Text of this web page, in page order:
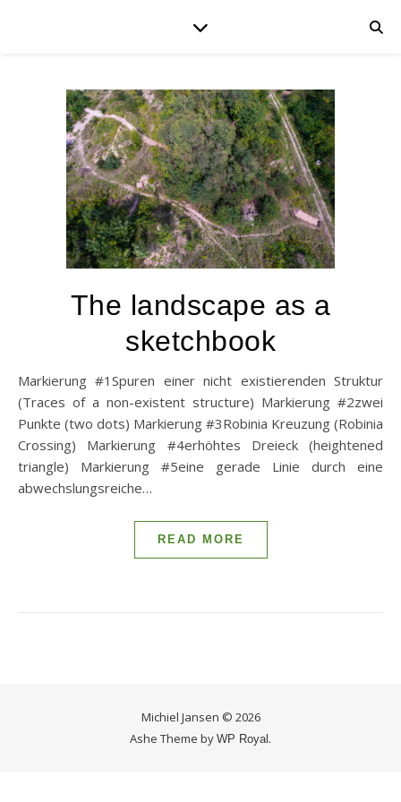
The landscape as a
sketchbook
Markierung #1Spuren einer nicht existierenden Struktur
(Traces of a non-existent structure) Markierung #2zwei
Punkte (two dots) Markierung #3Robinia Kreuzung (Robinia
Crossing) Markierung #4erhöhtes Dreieck (heightened
triangle) Markierung #5eine gerade Linie durch eine
abwechslungsreiche…
READ MORE
Michiel Jansen © 2026
Ashe Theme by WP Royal .